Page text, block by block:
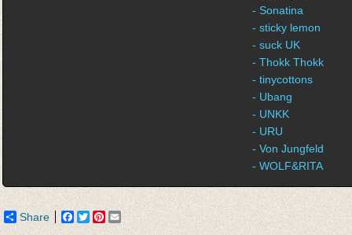
- Sonatina
- sticky lemon
- suck UK
- Thokk Thokk
- tinycottons
- Ubang
- UNKK
- URU
- Von Jungfeld
- WOLF&RITA
Share Facebook
TwitterPinterest